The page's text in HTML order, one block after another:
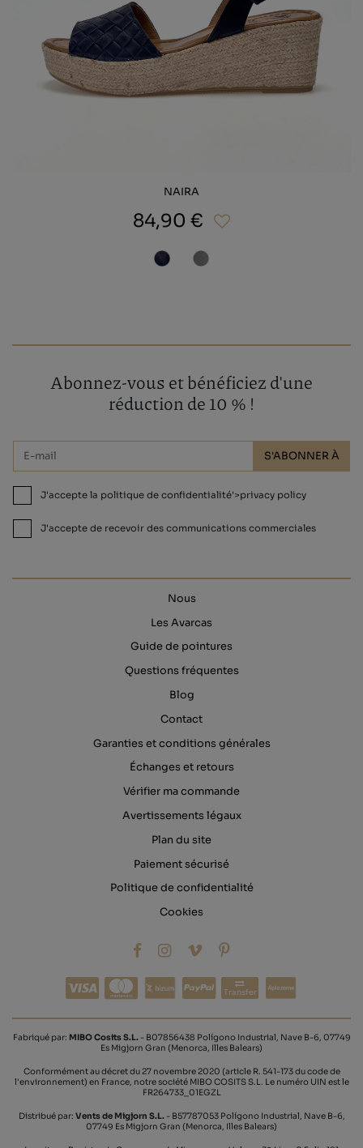
NAIRA
84,90 €
Abonnez-vous et bénéficiez d'une
réduction de 10 % !
S'ABONNER À
J'accepte la politique de confidentialité'>privacy policy
J'accepte de recevoir des communications commerciales
Nous
Les Avarcas
Guide de pointures
Questions fréquentes
Blog
Contact
Garanties et conditions générales
Échanges et retours
Vérifier ma commande
Avertissements légaux
Plan du site
Paiement sécurisé
Politique de confidentialité
Cookies
Transfer
Fabriqué par: MIBO Cosits S.L.- B07856438 Polígono Industrial, Nave B-6, 07749
Es Migjorn Gran (Menorca, Illes Balears)
Conformément au décret du 27 novembre 2020 (article R. 541-173 du code de
l'environnement) en France, notre société MIBO COSITS S.L. Le numéro UIN est le
FR264733_01EGZL
Distribué par: Vents de Migjorn S.L.- B57787053 Polígono Industrial, Nave B-6,
07749 Es Migjorn Gran (Menorca, Illes Balears)